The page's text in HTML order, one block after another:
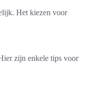
Het kiezen voor
zijn enkele tips voor